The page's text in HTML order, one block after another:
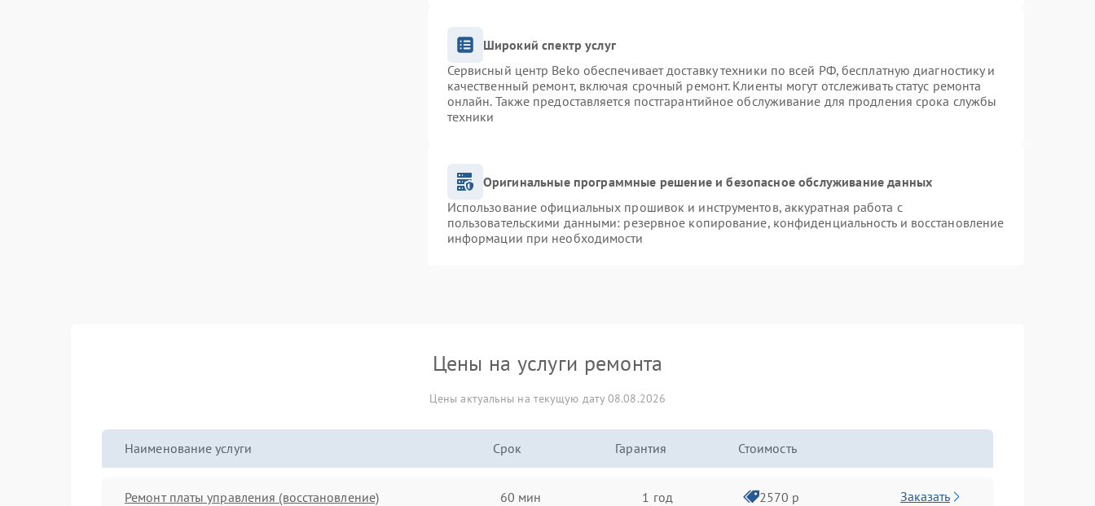
Широкий спектр услуг
Сервисный центр Beko обеспечивает доставку техники по всей РФ, бесплатную диагностику и
качественный ремонт, включая срочный ремонт. Клиенты могут отслеживать статус ремонта
онлайн. Также предоставляется постгарантийное обслуживание для продления срока службы
техники
Оригинальные программные решение и безопасное обслуживание данных
Использование официальных прошивок и инструментов, аккуратная работа с
пользовательскими данными: резервное копирование, конфиденциальность и восстановление
информации при необходимости
Цены на услуги ремонта
Цены актуальны на текущую дату 08.08.2026
Наименование услуги Срок Гарантия Стоимость
Ремонт платы управления (восстановление) 60 мин 1 год 2570 р Заказать